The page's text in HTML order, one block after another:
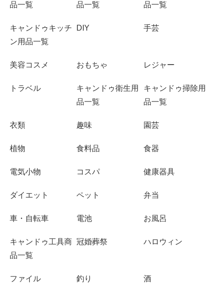
品一覧
品一覧
品一覧
キャンドゥキッチ
ン用品一覧
DIY 手芸
美容コスメ おもちゃ レジャー
トラベル
キャンドゥ衛生用
品一覧
キャンドゥ掃除用
品一覧
衣類 趣味 園芸
植物 食料品 食器
電気小物 コスパ 健康器具
ダイエット ペット 弁当
車・自転車 電池 お風呂
キャンドゥ工具商
品一覧
冠婚葬祭 ハロウィン
ファイル 釣り 酒